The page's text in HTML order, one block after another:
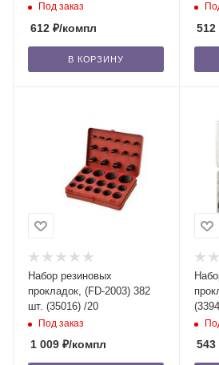
Под заказ
612 ₽/компл
В КОРЗИНУ
512
Набор резиновых
прокладок, (FD-2003) 382
шт. (35016) /20
Под заказ
1 009 ₽/компл 543